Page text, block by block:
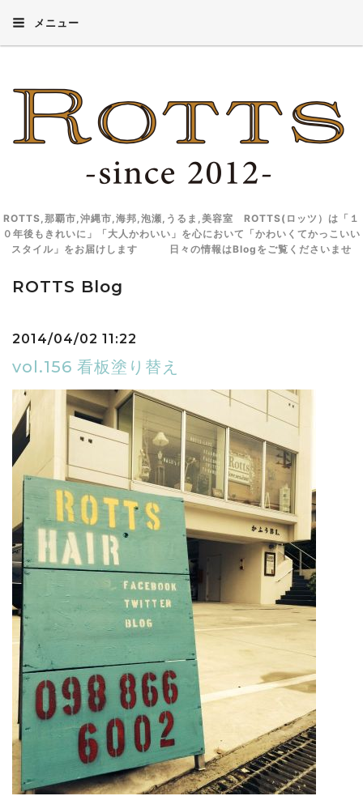
メニュー
ROTTS,那覇市,沖縄市,海邦,泡瀬,うるま,美容室 ROTTS(ロッツ）は「１
０年後もきれいに」「大人かわいい」を心において「かわいくてかっこいい
スタイル」をお届けします 日々の情報はBlogをご覧くださいませ
ROTTS Blog
2014/04/02 11:22
vol.156 看板塗り替え